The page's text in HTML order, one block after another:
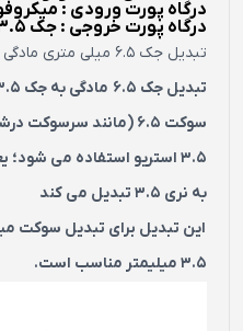
درگاه پورت ورودی :
درگاه پورت خروجی : جک 3.5 میلی متری
تبدیل جک 6.5 میلی متری مادگی به 3.5 میلی متری نری:
سوکت 6.5 (مانند
به نری 3.5 تبدیل می کند
3.5 میلیمتر مناسب است.